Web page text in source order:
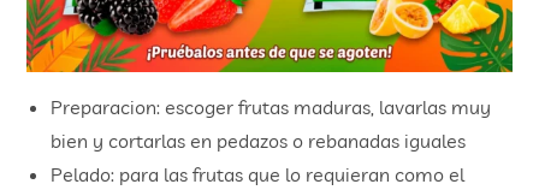
Preparacion: escoger frutas maduras, lavarlas muy
bien y cortarlas en pedazos o rebanadas iguales
Pelado: para las frutas que lo requieran como el